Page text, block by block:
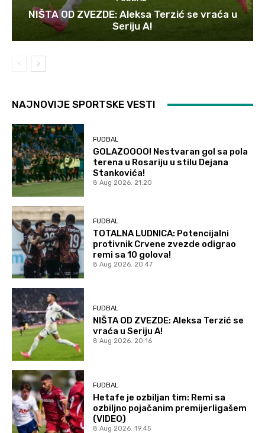
NIŠTA OD ZVEZDE: Aleksa Terzić se vraća u
Seriju A!
NAJNOVIJE SPORTSKE VESTI
FUDBAL
GOLAZOOOO! Nestvaran gol sa pola
terena u Rosariju u stilu Dejana
Stankovića!
8 Aug 2026. 21:20
FUDBAL
TOTALNA LUDNICA: Potencijalni
protivnik Crvene zvezde odigrao
remi sa 10 golova!
8 Aug 2026. 20:47
FUDBAL
NIŠTA OD ZVEZDE: Aleksa Terzić se
vraća u Seriju A!
8 Aug 2026. 20:16
FUDBAL
Hetafe je ozbiljan tim: Remi sa
ozbiljno pojačanim premijerligašem
(VIDEO)
8 Aug 2026. 19:45